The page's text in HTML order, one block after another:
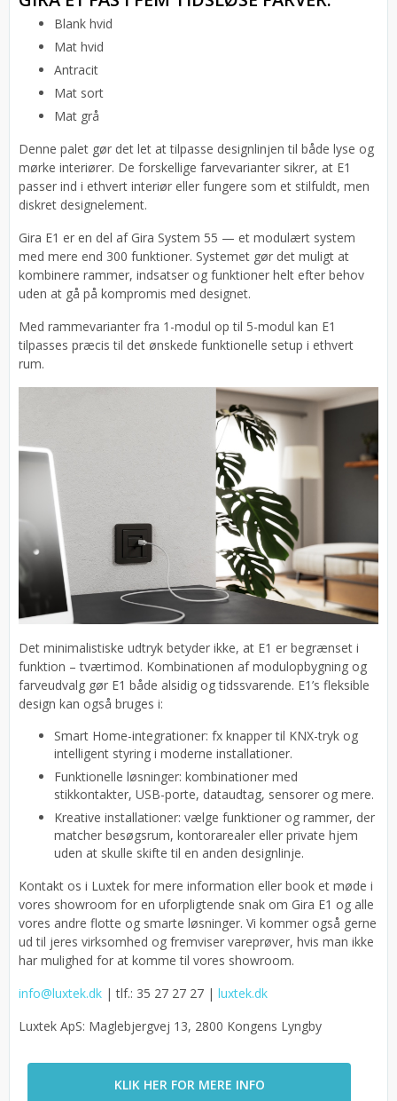
Blank hvid
Mat hvid
Antracit
Mat sort
Mat grå
Denne palet gør det let at tilpasse designlinjen til både lyse og
mørke interiører. De forskellige farvevarianter sikrer, at E1
passer ind i ethvert interiør eller fungere som et stilfuldt, men
diskret designelement.
Gira E1 er en del af Gira System 55 — et modulært system
med mere end 300 funktioner. Systemet gør det muligt at
kombinere rammer, indsatser og funktioner helt efter behov
uden at gå på kompromis med designet.
Med rammevarianter fra 1-modul op til 5-modul kan E1
tilpasses præcis til det ønskede funktionelle setup i ethvert
rum.
Det minimalistiske udtryk betyder ikke, at E1 er begrænset i
funktion – tværtimod. Kombinationen af modulopbygning og
farveudvalg gør E1 både alsidig og tidssvarende. E1’s fleksible
design kan også bruges i:
Smart Home-integrationer: fx knapper til KNX-tryk og
intelligent styring i moderne installationer.
Funktionelle løsninger: kombinationer med
stikkontakter, USB-porte, dataudtag, sensorer og mere.
Kreative installationer: vælge funktioner og rammer, der
matcher besøgsrum, kontorarealer eller private hjem
uden at skulle skifte til en anden designlinje.
Kontakt os i Luxtek for mere information eller book et møde i
vores showroom for en uforpligtende snak om Gira E1 og alle
vores andre flotte og smarte løsninger. Vi kommer også gerne
ud til jeres virksomhed og fremviser vareprøver, hvis man ikke
har mulighed for at komme til vores showroom.
info@luxtek.dk | tlf.: 35 27 27 27 | luxtek.dk
Luxtek ApS: Maglebjergvej 13, 2800 Kongens Lyngby
KLIK HER FOR MERE INFO